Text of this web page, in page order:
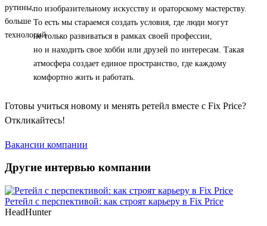
по изобразительному искусству и ораторскому мастерству.
То есть мы стараемся создать условия, где люди могут
не только развиваться в рамках своей профессии,
но и находить свое хобби или друзей по интересам. Такая
атмосфера создает единое пространство, где каждому
комфортно жить и работать.
Готовы учиться новому и менять ретейл вместе с Fix Price?
Откликайтесь!
Вакансии компании
Другие интервью компании
Ретейл с перспективой: как строят карьеру в Fix Price
HeadHunter